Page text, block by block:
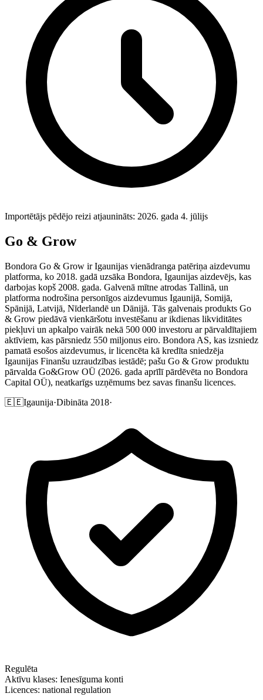
Importētājs pēdējo reizi atjaunināts: 2026. gada 4. jūlijs
Go & Grow
Bondora Go & Grow ir Igaunijas vienādranga patēriņa aizdevumu
platforma, ko 2018. gadā uzsāka Bondora, Igaunijas aizdevējs, kas
darbojas kopš 2008. gada. Galvenā mītne atrodas Tallinā, un
platforma nodrošina personīgos aizdevumus Igaunijā, Somijā,
Spānijā, Latvijā, Nīderlandē un Dānijā. Tās galvenais produkts Go
& Grow piedāvā vienkāršotu investēšanu ar ikdienas likviditātes
piekļuvi un apkalpo vairāk nekā 500 000 investoru ar pārvaldītajiem
aktīviem, kas pārsniedz 550 miljonus eiro. Bondora AS, kas izsniedz
pamatā esošos aizdevumus, ir licencēta kā kredīta sniedzēja
Igaunijas Finanšu uzraudzības iestādē; pašu Go & Grow produktu
pārvalda Go&Grow OÜ (2026. gada aprīlī pārdēvēta no Bondora
Capital OÜ), neatkarīgs uzņēmums bez savas finanšu licences.
🇪🇪Igaunija·Dibināta 2018·
Regulēta
Aktīvu klases: Ienesīguma konti
Licences: national regulation